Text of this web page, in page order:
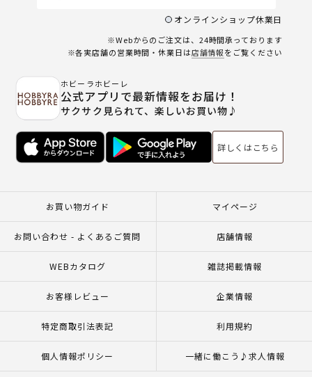
オンラインショップ休業日
※Webからのご注文は、24時間承っております
※各実店舗の営業時間・休業日は店舗情報をご覧ください
ホビーラホビーレ
公式アプリで最新情報をお届け！
サクサク見られて、楽しいお買い物♪
詳しくはこちら
お買い物ガイド マイページ
お問い合わせ - よくあるご質問 店舗情報
WEBカタログ 雑誌掲載情報
お客様レビュー 企業情報
特定商取引法表記 利用規約
個人情報ポリシー 一緒に働こう♪求人情報